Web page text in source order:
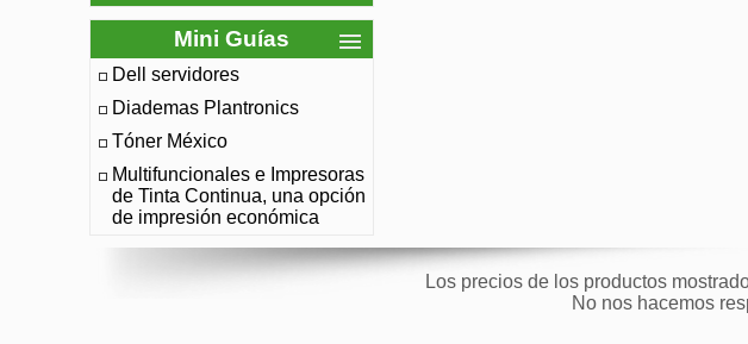
Mini Guías
Dell servidores
Diademas Plantronics
Tóner México
Multifuncionales e Impresoras
de Tinta Continua, una opción
de impresión económica
Los precios de los productos
No nos hacemos